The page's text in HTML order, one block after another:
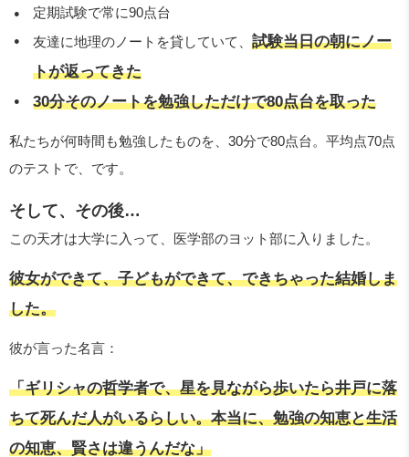
定期試験で常に90点台
友達に地理のノートを貸していて、試験当日の朝にノー
トが返ってきた
30分そのノートを勉強しただけで80点台を取った
私たちが何時間も勉強したものを、30分で80点台。平均点70点
のテストで、です。
そして、その後…
この天才は大学に入って、医学部のヨット部に入りました。
彼女ができて、子どもができて、できちゃった結婚しま
した。
彼が言った名言：
「ギリシャの哲学者で、星を見ながら歩いたら井戸に落
ちて死んだ人がいるらしい。本当に、勉強の知恵と生活
の知恵、賢さは違うんだな」